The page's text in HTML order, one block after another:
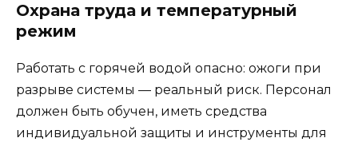
Охрана труда и температурный
режим
Работать с горячей водой опасно: ожоги при
разрыве системы — реальный риск. Персонал
должен быть обучен, иметь средства
индивидуальной защиты и инструменты для